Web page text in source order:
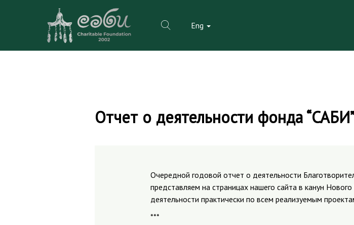
Eng
Отчет о деятельности фонда
Очередной годовой отчет о деятельности
представляем на страницах нашего сайта в канун
деятельности практически по всем реализуемым
***